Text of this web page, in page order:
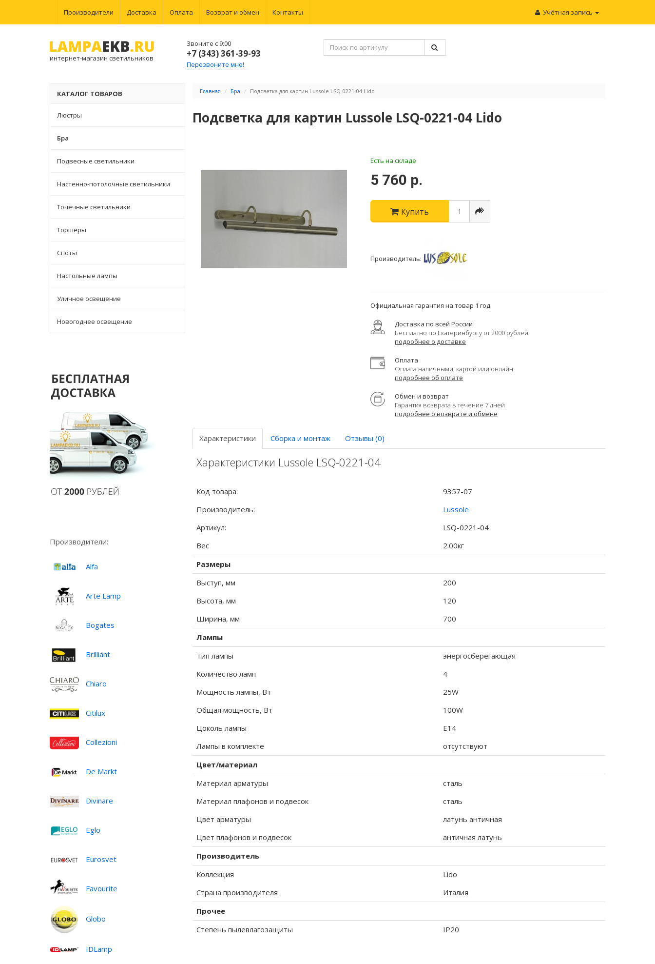
Производители Доставка Оплата Возврат и обмен Контакты Учётная запись
интернет-магазин светильников
Звоните с 9:00
+7 (343) 361-39-93
Перезвоните мне!
КАТАЛОГ ТОВАРОВ
Люстры
Бра
Подвесные светильники
Настенно-потолочные светильники
Точечные светильники
Торшеры
Споты
Настольные лампы
Уличное освещение
Новогоднее освещение
Производители:
Alfa
Arte Lamp
Bogates
Brilliant
Chiaro
Citilux
Collezioni
De Markt
Divinare
Eglo
Eurosvet
Favourite
Globo
IDLamp
Главная Бра Подсветка для картин Lussole LSQ-0221-04 Lido
Подсветка для картин Lussole LSQ-0221-04 Lido
Есть на складе
5 760 р.
Купить
Производитель:
Официальная гарантия на товар 1 год.
Доставка по всей России
Бесплатно по Екатеринбургу от 2000 рублей
подробнее о доставке
Оплата
Оплата наличными, картой или онлайн
подробнее об оплате
Обмен и возврат
Гарантия возврата в течение 7 дней
подробнее о возврате и обмене
Характеристики Сборка и монтаж Отзывы (0)
Характеристики Lussole LSQ-0221-04
Код товара:
9357-07
Производитель:
Lussole
Артикул:
LSQ-0221-04
Вес
2.00кг
Размеры
Выступ, мм
200
Высота, мм
120
Ширина, мм
700
Лампы
Тип лампы
энергосберегающая
Количество ламп
4
Мощность лампы, Вт
25W
Общая мощность, Вт
100W
Цоколь лампы
E14
Лампы в комплекте
отсутствуют
Цвет/материал
Материал арматуры
сталь
Материал плафонов и подвесок
сталь
Цвет арматуры
латунь античная
Цвет плафонов и подвесок
античная латунь
Производитель
Коллекция
Lido
Страна производителя
Италия
Прочее
Степень пылевлагозащиты
IP20